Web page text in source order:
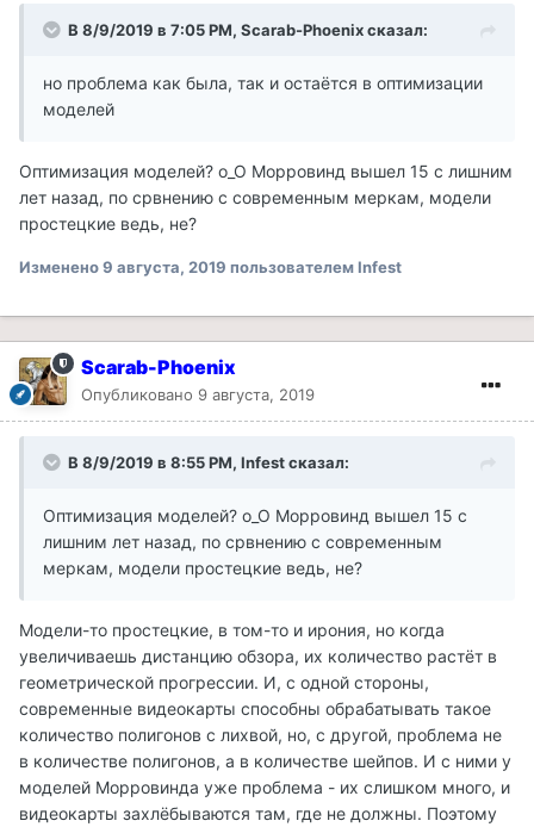
В 8/9/2019 в 7:05 PM, Scarab-Phoenix сказал:
но проблема как была, так и остаётся в оптимизации
моделей
Оптимизация моделей? о_О Морровинд вышел 15 с лишним
лет назад, по срвнению с современным меркам, модели
простецкие ведь, не?
Изменено9 августа, 2019 пользователем Infest
Scarab-Phoenix
Опубликовано 9 августа, 2019
В 8/9/2019 в 8:55 PM, Infest сказал:
Оптимизация моделей? о_О Морровинд вышел 15 с
лишним лет назад, по срвнению с современным
меркам, модели простецкие ведь, не?
Модели-то простецкие, в том-то и ирония, но когда
увеличиваешь дистанцию обзора, их количество растёт в
геометрической прогрессии. И, с одной стороны,
современные видеокарты способны обрабатывать такое
количество полигонов с лихвой, но, с другой, проблема не
в количестве полигонов, а в количестве шейпов. И с ними у
моделей Морровинда уже проблема - их слишком много, и
видеокарты захлёбываются там, где не должны. Поэтому